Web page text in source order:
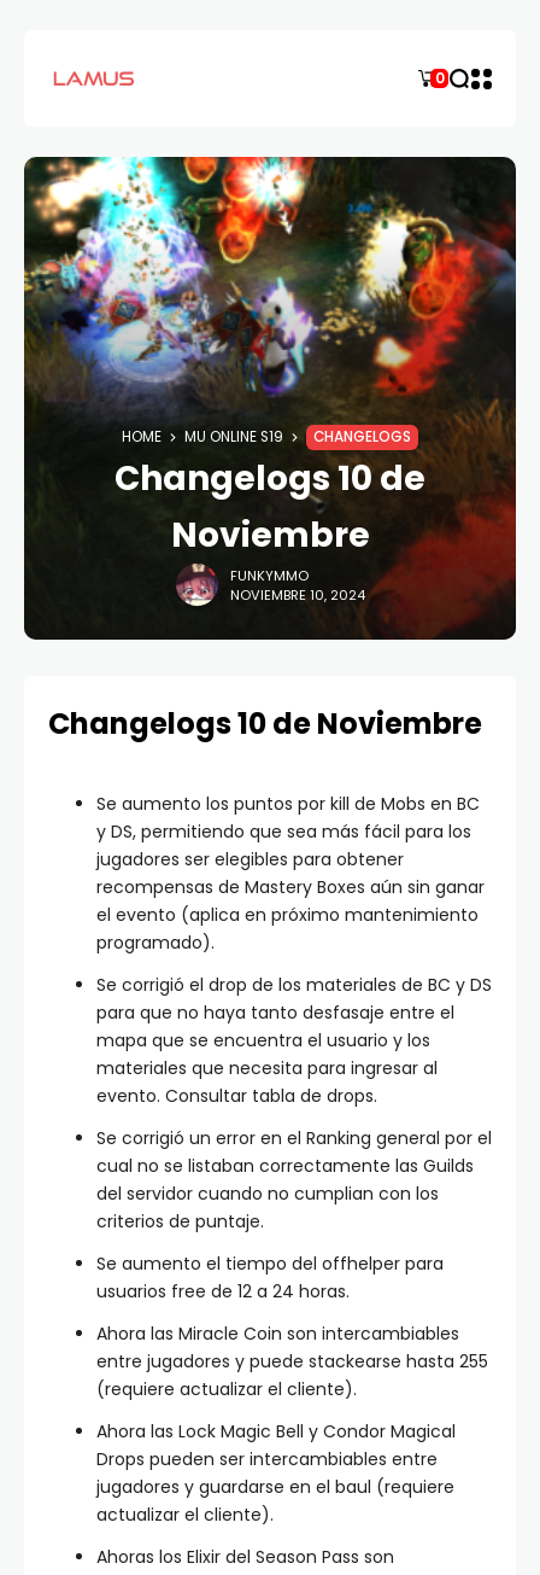
0
HOME MU ONLINE S19 CHANGELOGS
Changelogs 10 de
Noviembre
FUNKYMMO
NOVIEMBRE 10, 2024
Changelogs 10 de Noviembre
Se aumento los puntos por kill de Mobs en BC
y DS, permitiendo que sea más fácil para los
jugadores ser elegibles para obtener
recompensas de Mastery Boxes aún sin ganar
el evento (aplica en próximo mantenimiento
programado).
Se corrigió el drop de los materiales de BC y DS
para que no haya tanto desfasaje entre el
mapa que se encuentra el usuario y los
materiales que necesita para ingresar al
evento. Consultar tabla de drops.
Se corrigió un error en el Ranking general por el
cual no se listaban correctamente las Guilds
del servidor cuando no cumplian con los
criterios de puntaje.
Se aumento el tiempo del offhelper para
usuarios free de 12 a 24 horas.
Ahora las Miracle Coin son intercambiables
entre jugadores y puede stackearse hasta 255
(requiere actualizar el cliente).
Ahora las Lock Magic Bell y Condor Magical
Drops pueden ser intercambiables entre
jugadores y guardarse en el baul (requiere
actualizar el cliente).
Ahoras los Elixir del Season Pass son